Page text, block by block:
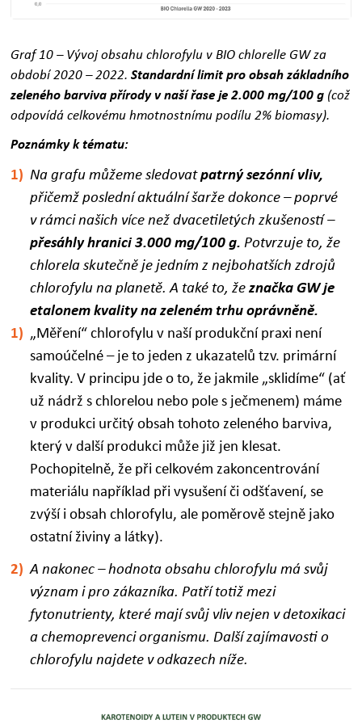
Graf 10 – Vývoj obsahu chlorofylu v BIO chlorelle GW za
období 2020 – 2022. Standardní limit pro obsah základního
zeleného barviva přírody v naší řase je 2.000 mg/100 g (což
odpovídá celkovému hmotnostnímu podílu 2% biomasy).
Poznámky k tématu:
Na grafu můžeme sledovatpatrný sezónní vliv,
přičemž poslední aktuální šarže dokonce – poprvé
v rámci našich více než dvacetiletých zkušeností –
přesáhly hranici 3.000 mg/100 g. Potvrzuje to, že
chlorela skutečně je jedním z nejbohatších zdrojů
chlorofylu na planetě. A také to, žeznačka GW je
etalonem kvality na zeleném trhu oprávněně.
„Měření“ chlorofylu v naší produkční praxi není
samoúčelné – je to jeden z ukazatelů tzv. primární
kvality. V principu jde o to, že jakmile „sklidíme“ (ať
už nádrž s chlorelou nebo pole s ječmenem) máme
v produkci určitý obsah tohoto zeleného barviva,
který v další produkci může již jen klesat.
Pochopitelně, že při celkovém zakoncentrování
materiálu například při vysušení či odšťavení, se
zvýší i obsah chlorofylu, ale poměrově stejně jako
ostatní živiny a látky).
A nakonec – hodnota obsahu chlorofylu má svůj
význam i pro zákazníka. Patří totiž mezi
fytonutrienty, které mají svůj vliv nejen v detoxikaci
a chemoprevenci organismu. Další zajímavosti o
chlorofylu najdete v odkazech níže.